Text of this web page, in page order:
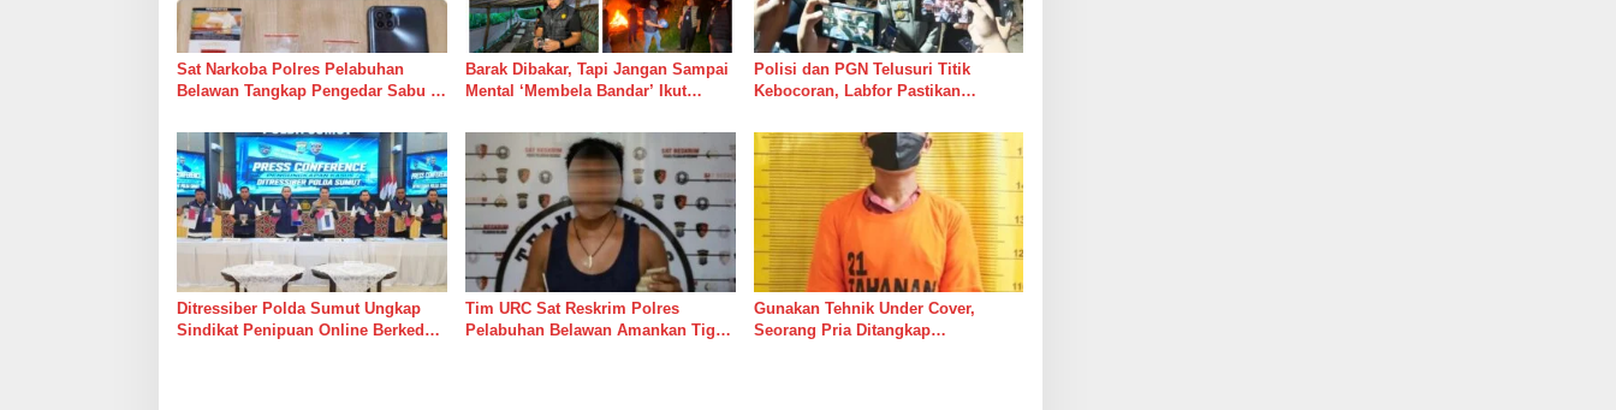
o
s
Sat Narkoba Polres Pelabuhan
Belawan Tangkap Pengedar Sabu di
Barak Dibakar, Tapi Jangan Sampai
Mental ‘Membela Bandar’ Ikut
Polisi dan PGN Telusuri Titik
Kebocoran, Labfor Pastikan
Akumulasi Gas
Ditressiber Polda Sumut Ungkap
Sindikat Penipuan Online Berkedok
Tim URC Sat Reskrim Polres
Pelabuhan Belawan Amankan Tiga
Gunakan Tehnik Under Cover,
Seorang Pria Ditangkap